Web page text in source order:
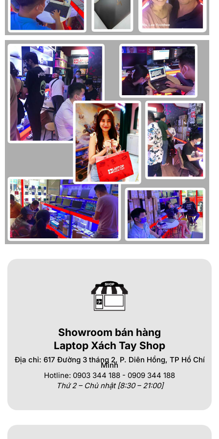
Showroom bán hàng
Laptop Xách Tay Shop
Địa chỉ: 617 Đường 3 tháng 2, P. Diên Hồng, TP Hồ Chí
Minh
Hotline: 0903 344 188 - 0909 344 188
Thứ 2 – Chủ nhật [8:30 – 21:00]